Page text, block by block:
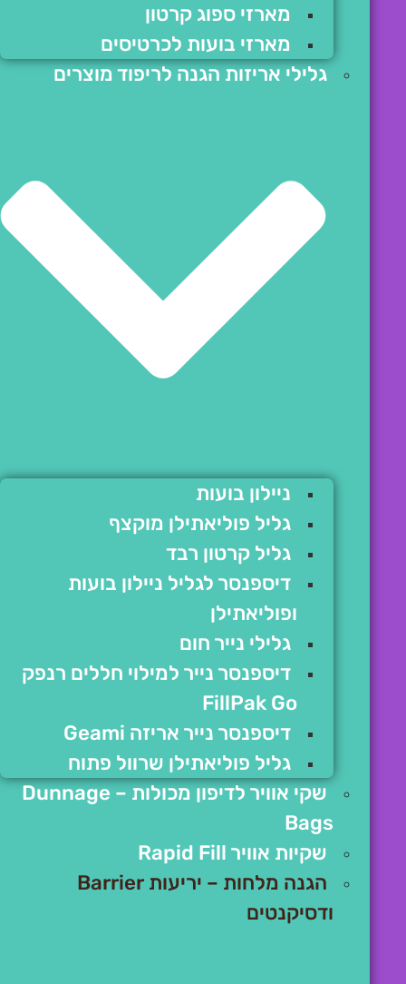
מארזי ספוג קרטון
מארזי בועות לכרטיסים
גלילי אריזות הגנה לריפוד מוצרים
ניילון בועות
גליל פוליאתילן מוקצף
גליל קרטון רבד
דיספנסר לגליל ניילון בועות
ופוליאתילן
גלילי נייר חום
דיספנסר נייר למילוי חללים רנפק
FillPak Go
דיספנסר נייר אריזה Geami
גליל פוליאתילן שרוול פתוח
שקי אוויר לדיפון מכולות – Dunnage
Bags
שקיות אוויר Rapid Fill
הגנה מלחות – יריעות Barrier
ודסיקנטים